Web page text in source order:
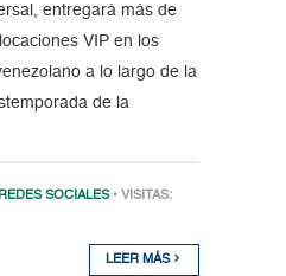
entregará más de
VIP en los
a lo largo de la
de la
REDES SOCIALES • VISITAS:
LEER MÁS